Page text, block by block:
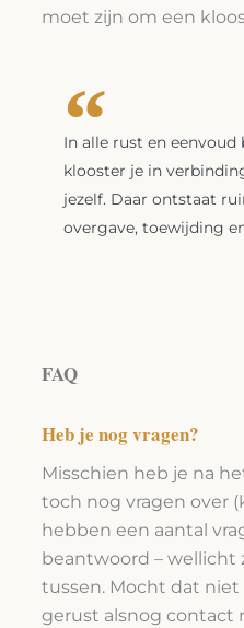
moet zijn om een
In alle rust en
klooster je in
jezelf. Daar ontstaat
overgave, toewijding
FAQ
Heb je nog vragen?
Misschien heb je na
toch nog vragen over
hebben een aantal
beantwoord – wellicht
tussen. Mocht dat niet
gerust alsnog contact